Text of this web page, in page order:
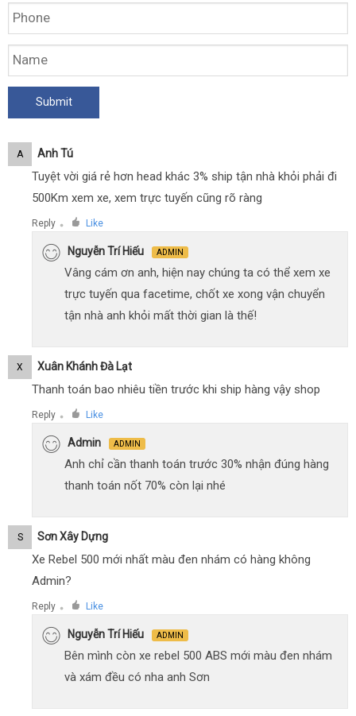
A Anh Tú
Tuyệt vời giá rẻ hơn head khác 3% ship tận nhà khỏi phải đi
500Km xem xe, xem trực tuyến cũng rõ ràng
Reply ● Like
Nguyễn Trí Hiếu ADMIN
Vâng cám ơn anh, hiện nay chúng ta có thể xem xe
trực tuyến qua facetime, chốt xe xong vận chuyển
tận nhà anh khỏi mất thời gian là thế!
X Xuân Khánh Đà Lạt
Thanh toán bao nhiêu tiền trước khi ship hàng vậy shop
Reply ● Like
Admin ADMIN
Anh chỉ cần thanh toán trước 30% nhận đúng hàng
thanh toán nốt 70% còn lại nhé
S Sơn Xây Dựng
Xe Rebel 500 mới nhất màu đen nhám có hàng không
Admin?
Reply ● Like
Nguyễn Trí Hiếu ADMIN
Bên mình còn xe rebel 500 ABS mới màu đen nhám
và xám đều có nha anh Sơn